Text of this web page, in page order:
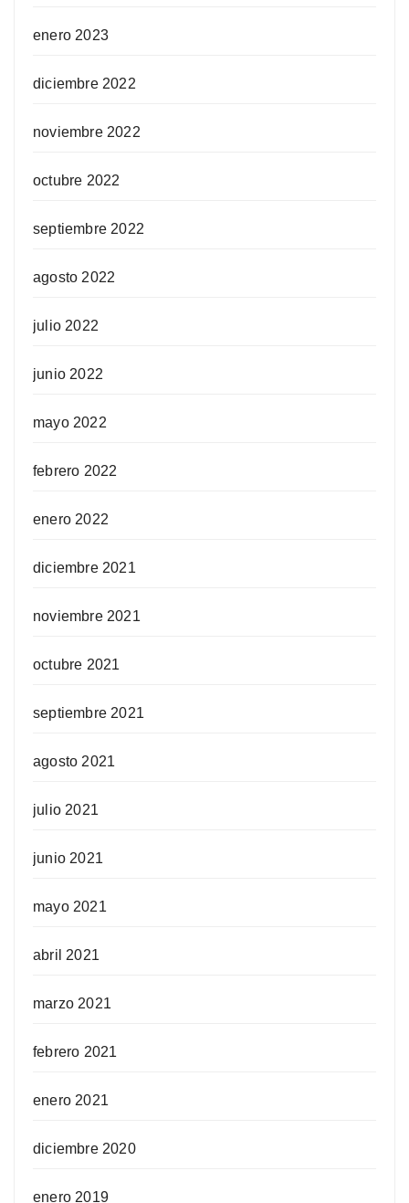
enero 2023
diciembre 2022
noviembre 2022
octubre 2022
septiembre 2022
agosto 2022
julio 2022
junio 2022
mayo 2022
febrero 2022
enero 2022
diciembre 2021
noviembre 2021
octubre 2021
septiembre 2021
agosto 2021
julio 2021
junio 2021
mayo 2021
abril 2021
marzo 2021
febrero 2021
enero 2021
diciembre 2020
enero 2019